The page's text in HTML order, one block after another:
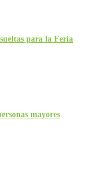
para la Feria
mayores